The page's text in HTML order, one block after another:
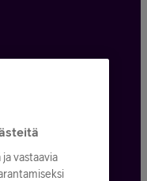
vastaavia